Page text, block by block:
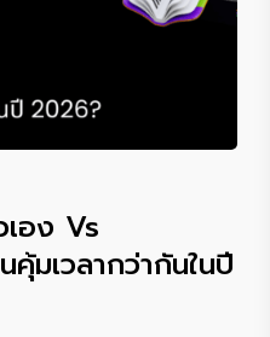
อง Vs
มเวลากว่ากันในปี